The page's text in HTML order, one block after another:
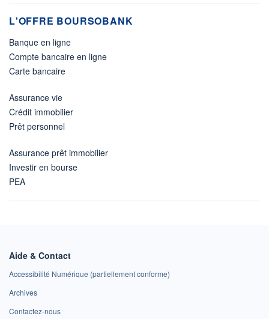
L'OFFRE BOURSOBANK
Banque en ligne
Compte bancaire en ligne
Carte bancaire
Assurance vie
Crédit immobilier
Prêt personnel
Assurance prêt immobilier
Investir en bourse
PEA
Aide & Contact
Accessibilité Numérique (partiellement conforme)
Archives
Contactez-nous